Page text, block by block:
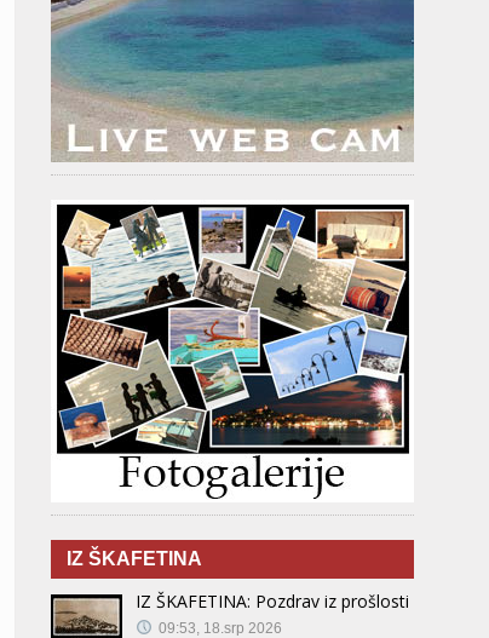
IZ ŠKAFETINA
IZ ŠKAFETINA: Pozdrav iz prošlosti
09:53, 18.srp 2026